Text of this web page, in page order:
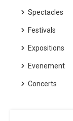
Spectacles
Festivals
Expositions
Evenement
Concerts